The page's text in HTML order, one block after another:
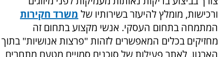
ורכישות, מומלץ להיעזר בשירותיו של משרד חקירות
המתמחה בתחום העסקי. אנשי מקצוע בתחום זה
מחזיקים בכלים המאפשרים לזהות "פרצות אנושיות" בתוך